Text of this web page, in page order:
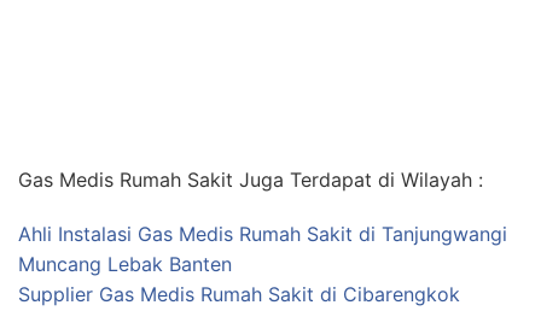
Gas Medis Rumah Sakit Juga Terdapat di Wilayah :
Ahli Instalasi Gas Medis Rumah Sakit di Tanjungwangi
Muncang Lebak Banten
Supplier Gas Medis Rumah Sakit di Cibarengkok